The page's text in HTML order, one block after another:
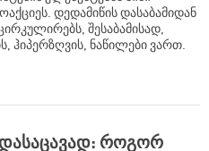
დედამიწის დასაბამიდან
შესაბამისად,
ჰიპერზღვის, ნაწილები ვართ.
დასაცავად: როგორ